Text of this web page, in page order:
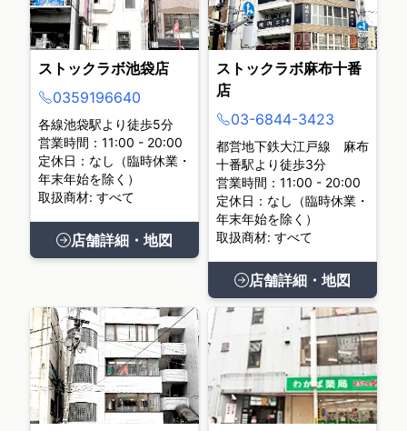
ストックラボ池袋店
0359196640
各線池袋駅より徒歩5分
営業時間：11:00 - 20:00
定休日：なし（臨時休業・
年末年始を除く）
取扱商材: すべて
店舗詳細・地図
ストックラボ麻布十番
店
03-6844-3423
都営地下鉄大江戸線 麻布
十番駅より徒歩3分
営業時間：11:00 - 20:00
定休日：なし（臨時休業・
年末年始を除く）
取扱商材: すべて
店舗詳細・地図